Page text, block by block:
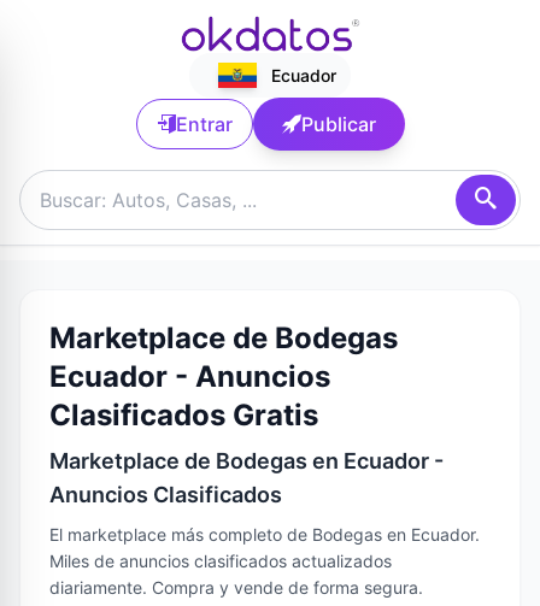
Ecuador
Entrar Publicar
Marketplace de Bodegas
Ecuador - Anuncios
Clasificados Gratis
Marketplace de Bodegas en Ecuador -
Anuncios Clasificados
El marketplace más completo de Bodegas en Ecuador.
Miles de anuncios clasificados actualizados
diariamente. Compra y vende de forma segura.